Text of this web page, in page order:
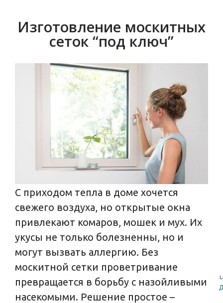
Изготовление москитных
сеток “под ключ”
С приходом тепла в доме хочется
свежего воздуха, но открытые окна
привлекают комаров, мошек и мух. Их
укусы не только болезненны, но и
могут вызвать аллергию. Без
москитной сетки проветривание
превращается в борьбу с назойливыми
насекомыми. Решение простое –